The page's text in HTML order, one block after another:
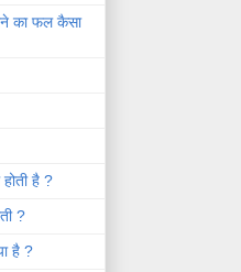
का फल कैसा
है ?
?
है ?